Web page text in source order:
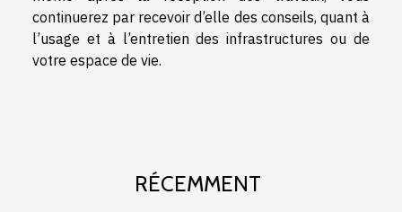
continuerez par recevoir d’elle des conseils, quant à
l’usage et à l’entretien des infrastructures ou de
votre espace de vie.
RÉCEMMENT